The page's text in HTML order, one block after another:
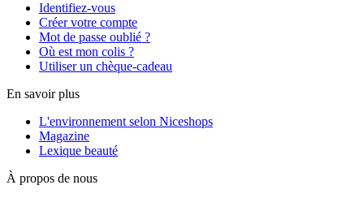
Identifiez-vous
Créer votre compte
Mot de passe oublié ?
Où est mon colis ?
Utiliser un chèque-cadeau
En savoir plus
L'environnement selon Niceshops
Magazine
Lexique beauté
À propos de nous